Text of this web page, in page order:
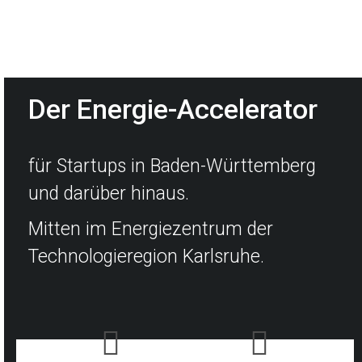
Der Energie-Accelerator
für Startups in Baden-Württemberg
und darüber hinaus.
Mitten im Energiezentrum der
Technologieregion Karlsruhe.
UNTERSTÜTZUNG ENERGIENETZWERK